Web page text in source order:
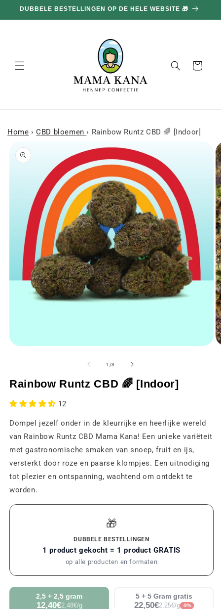
doorgaan
naar
DUBBELE BESTELLINGEN OP DE HELE WEBSITE 🎁
Mand
Home › CBD bloemen › Rainbow Runtz CBD 🌈 [Indoor]
naar
een
modaal
1 /van
3
Rainbow Runtz CBD 🌈 [Indoor]
12
Dompel jezelf onder in de kleurrijke en heerlijke wereld
van Rainbow Runtz CBD Mama Kana! Een unieke variëteit
met gastronomische smaken van snoep, fruit en ijs,
versterkt door roze en paarse klompjes. Een uitnodiging
tot plezier en ontspanning, wachtend om ontdekt te
worden.
🎁
DUBBELE BESTELLINGEN
1 product gekocht = 1 product GRATIS
op alle producten en formaten
2,5 + 2,5 gram
12,40€2,48€/g
5 + 5 Gram gratis
22,50€2,25€/g -9%